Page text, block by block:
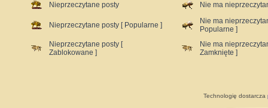
Nieprzeczytane posty Nie ma
Nieprzeczytane posty [ Popularne ]
Nie ma
Popularne ]
Nieprzeczytane posty [
Zablokowane ]
Nie ma
Zamknięte ]
Technologię dostarcza